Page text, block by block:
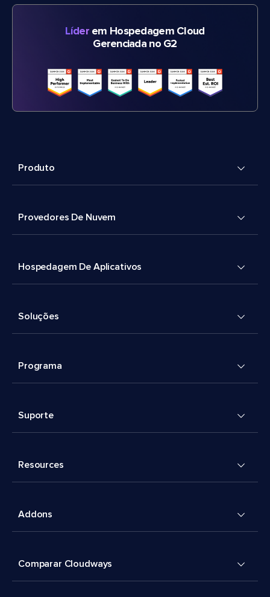
Líderem Hospedagem Cloud
Gerenciada no G2
Produto
Provedores De Nuvem
Hospedagem De Aplicativos
Soluções
Programa
Suporte
Resources
Addons
Comparar Cloudways